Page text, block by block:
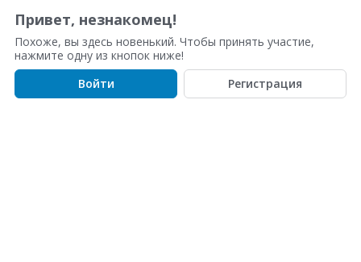
б
с
у
ж
е
Привет, незнакомец!
Похоже, вы здесь новенький. Чтобы принять участие,
нажмите одну из кнопок ниже!
Войти
Регистрация